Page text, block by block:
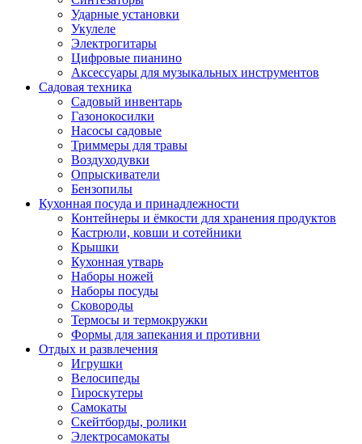
Ударные установки
Укулеле
Электрогитары
Цифровые пианино
Аксессуары для музыкальных инструментов
Садовая техника
Садовый инвентарь
Газонокосилки
Насосы садовые
Триммеры для травы
Воздуходувки
Опрыскиватели
Бензопилы
Кухонная посуда и принадлежности
Контейнеры и ёмкости для хранения продуктов
Кастрюли, ковши и сотейники
Крышки
Кухонная утварь
Наборы ножей
Наборы посуды
Сковороды
Термосы и термокружки
Формы для запекания и противни
Отдых и развлечения
Игрушки
Велосипеды
Гироскутеры
Самокаты
Скейтборды, ролики
Электросамокаты